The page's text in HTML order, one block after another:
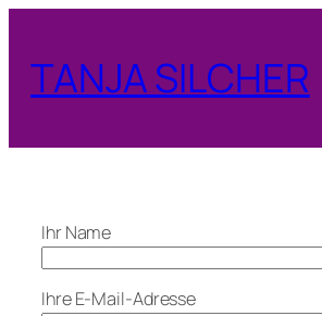
springen
TANJA SILCHER
Ihr Name
Ihre E-Mail-Adresse